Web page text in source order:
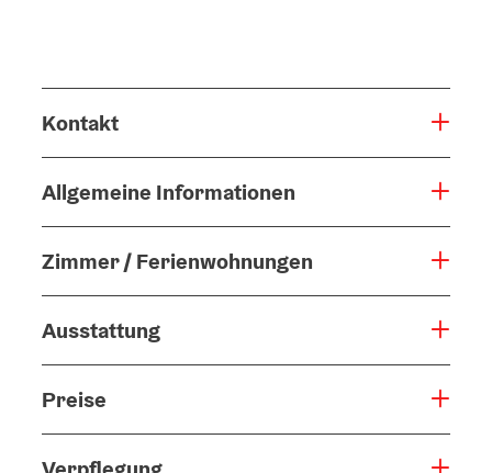
Kontakt
Allgemeine Informationen
Zimmer / Ferienwohnungen
Ausstattung
Preise